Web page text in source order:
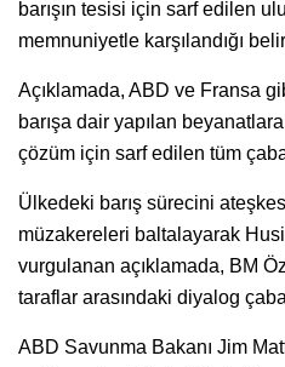
barışın tesisi için sarf edilen
memnuniyetle karşılandığı
Açıklamada, ABD ve Fransa
barışa dair yapılan
çözüm için sarf edilen tüm
Ülkedeki barış sürecini
müzakereleri baltalayarak
vurgulanan açıklamada, BM
taraflar arasındaki diyalog
ABD Savunma Bakanı Jim